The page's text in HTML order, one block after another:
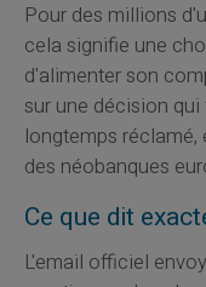
Pour des millions
cela signifie une
d'alimenter son
sur une décision
longtemps
des néobanques
Ce que dit
L'email officiel